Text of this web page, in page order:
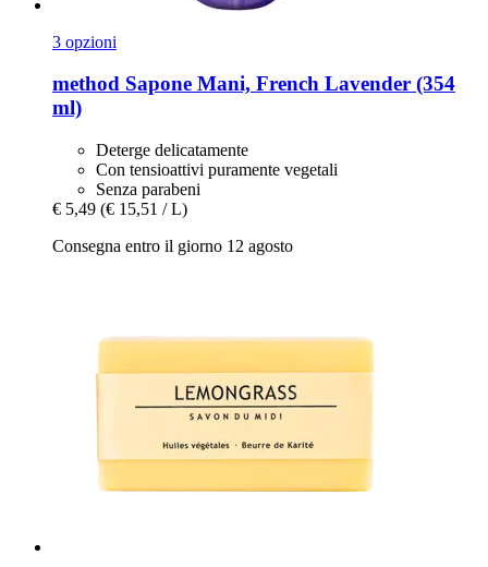
3 opzioni
method Sapone Mani, French Lavender (354
ml)
Deterge delicatamente
Con tensioattivi puramente vegetali
Senza parabeni
€ 5,49 (€ 15,51 / L)
Consegna entro il giorno 12 agosto